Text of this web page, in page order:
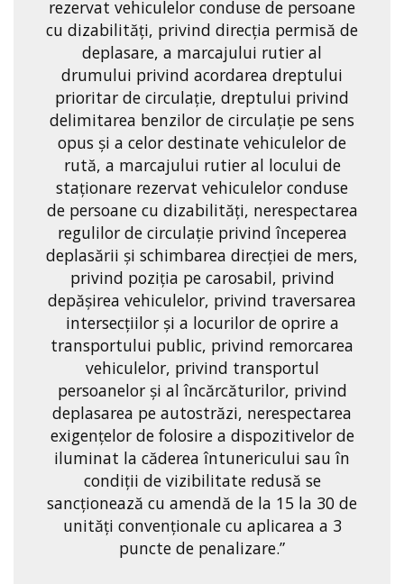
rezervat vehiculelor conduse de persoane
cu dizabilități, privind direcția permisă de
deplasare, a marcajului rutier al
drumului privind acordarea dreptului
prioritar de circulație, dreptului privind
delimitarea benzilor de circulație pe sens
opus și a celor destinate vehiculelor de
rută, a marcajului rutier al locului de
staționare rezervat vehiculelor conduse
de persoane cu dizabilități, nerespectarea
regulilor de circulație privind începerea
deplasării și schimbarea direcției de mers,
privind poziția pe carosabil, privind
depășirea vehiculelor, privind traversarea
intersecțiilor și a locurilor de oprire a
transportului public, privind remorcarea
vehiculelor, privind transportul
persoanelor și al încărcăturilor, privind
deplasarea pe autostrăzi, nerespectarea
exigențelor de folosire a dispozitivelor de
iluminat la căderea întunericului sau în
condiții de vizibilitate redusă se
sancționează cu amendă de la 15 la 30 de
unități convenționale cu aplicarea a 3
puncte de penalizare.”